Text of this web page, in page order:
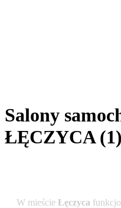
Salony
ŁĘCZYCA (1)
W mieście Łęczyca